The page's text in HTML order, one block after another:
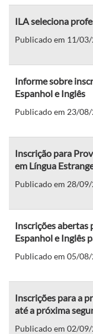
ILA seleciona
Publicado em 11/
Informe sobre
Espanhol e Inglês
Publicado em 23/
Inscrição para
em Língua
Publicado em 28/
Inscrições abertas
Espanhol e Inglês
Publicado em 05/
Inscrições para a
até a próxima
Publicado em 02/